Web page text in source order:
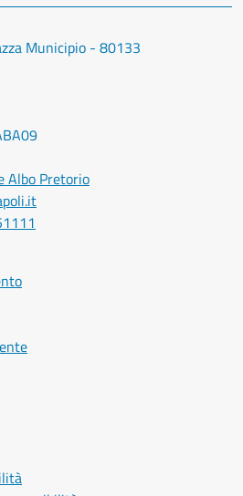
Municipio - 80133
Albo Pretorio